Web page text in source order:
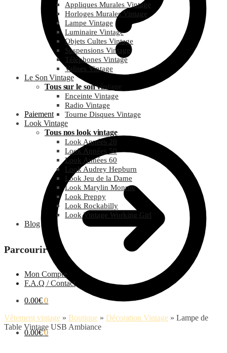
Paiement
0.00€ 0
Appliques Murales Vintage
Horloges Murales Vintage
Lampe Vintage
Luminaire Vintage
Objets Cultes Vintage
Suspensions Vintage
Téléphones Vintage
Valises Vintage
Le Son Vintage
Tous sur le son vintage
Enceinte Vintage
Radio Vintage
Tourne Disques Vintage
Look Vintage
Tous nos look vintage
Look Années 20
Look Années 50
Look Années 60
Look Audrey Hepburn
Look Jeu de la Dame
Look Marylin Monroe
Look Preppy
Look Rockabilly
Look Vintage Working Girl
Blog
Parcourir
Mon Compte
F.A.Q / Contact
0.00€ 0
Vêtement vintage » Boutique » Décoration Vintage » Lampe de
Table Vintage USB Ambiance